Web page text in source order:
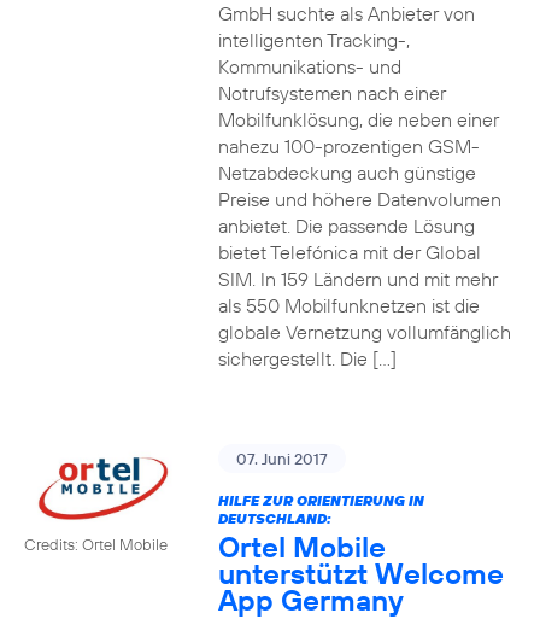
GmbH suchte als Anbieter von
intelligenten Tracking-,
Kommunikations- und
Notrufsystemen nach einer
Mobilfunklösung, die neben einer
nahezu 100-prozentigen GSM-
Netzabdeckung auch günstige
Preise und höhere Datenvolumen
anbietet. Die passende Lösung
bietet Telefónica mit der Global
SIM. In 159 Ländern und mit mehr
als 550 Mobilfunknetzen ist die
globale Vernetzung vollumfänglich
sichergestellt. Die […]
Credits: Ortel Mobile
07. Juni 2017
HILFE ZUR ORIENTIERUNG IN
DEUTSCHLAND:
Ortel Mobile
unterstützt Welcome
App Germany